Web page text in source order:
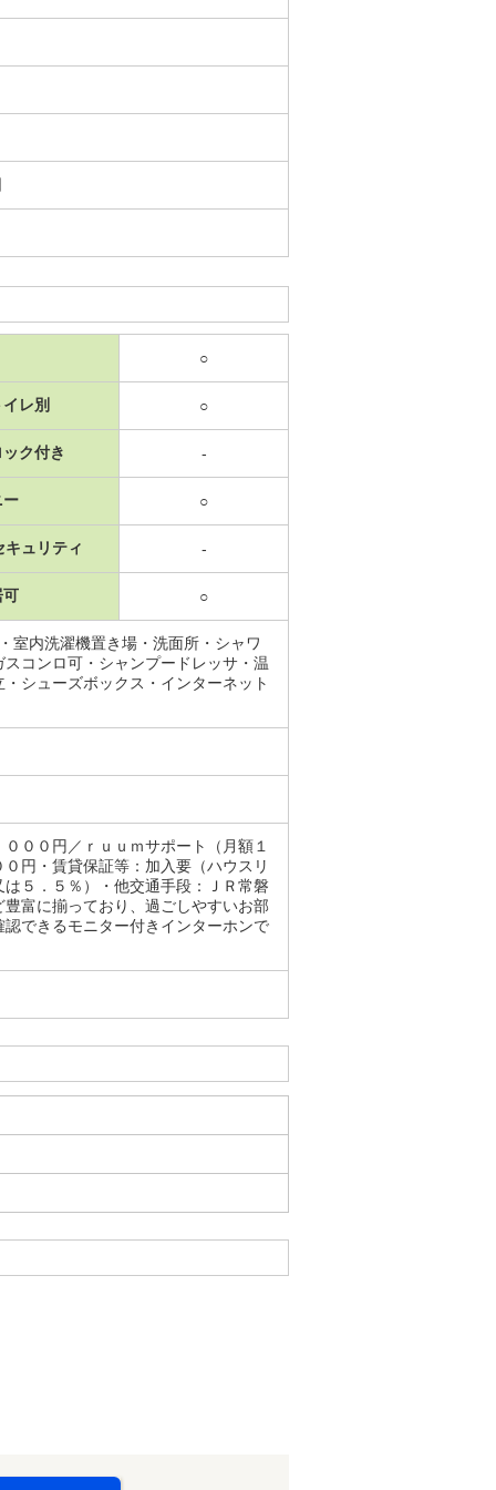
○
レ別 ○
ク付き -
ー ○
キュリティ -
可 ○
室内洗濯機置き場・洗面所・シャワ
コンロ可・シャンプードレッサ・温
シューズボックス・インターネット
００円／ｒｕｕｍサポート（月額１
円・賃貸保証等：加入要（ハウスリ
５．５％）・他交通手段：ＪＲ常磐
富に揃っており、過ごしやすいお部
できるモニター付きインターホンで